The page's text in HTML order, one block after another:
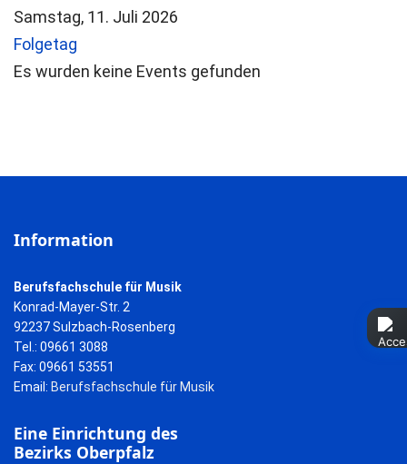
Samstag, 11. Juli 2026
Folgetag
Es wurden keine Events gefunden
Information
Berufsfachschule für Musik
Konrad-Mayer-Str. 2
92237 Sulzbach-Rosenberg
Tel.: 09661 3088
Fax: 09661 53551
Email: Berufsfachschule für Musik
Eine Einrichtung des
Bezirks Oberpfalz